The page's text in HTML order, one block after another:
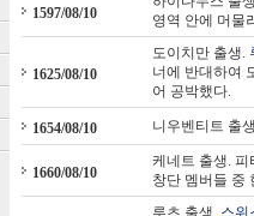
1597/08/10
영역 안에 머물
1625/08/10
도이치만 출생.
너에 반대하여
어 공박했다.
1654/08/10 니우벤티트 출
1660/08/10
케네트 출생.
창단 멤버들 중
루츠 출생. 스위